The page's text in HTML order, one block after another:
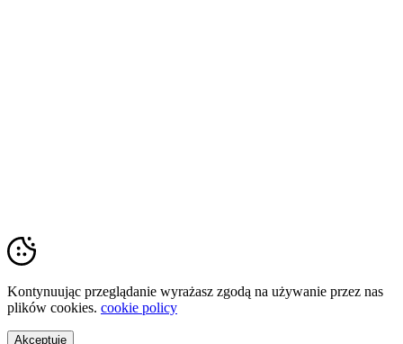
Kontynuując przeglądanie wyrażasz zgodą na używanie przez nas
plików cookies. cookie policy
Akceptuję